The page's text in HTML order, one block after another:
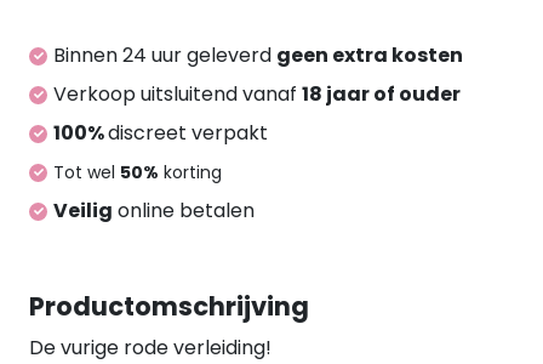
aantalBinnen 24 uur geleverd geen extra kosten
Verkoop uitsluitend vanaf 18 jaar of ouder
100%discreet verpakt
Tot wel 50% korting
Veilig online betalen
Productomschrijving
De vurige rode verleiding!